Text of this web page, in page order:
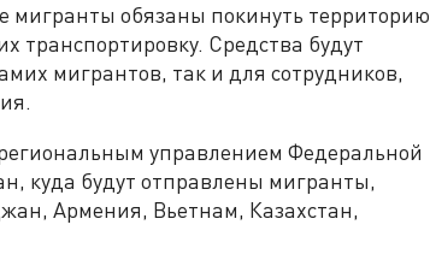
мигранты обязаны покинуть территорию
транспортировку. Средства будут
мигрантов, так и для сотрудников,
управлением Федеральной
куда будут отправлены мигранты,
Армения, Вьетнам, Казахстан,